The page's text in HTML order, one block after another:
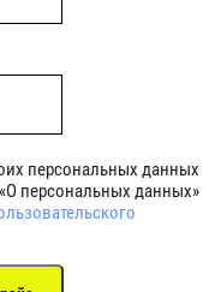
персональных данных
персональных данных»